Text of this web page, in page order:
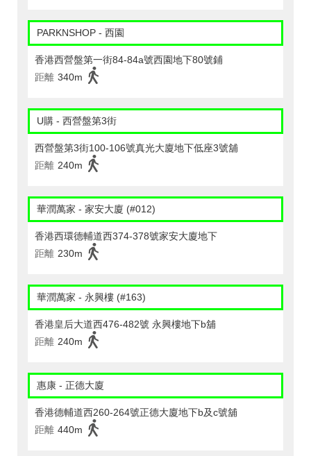
PARKNSHOP - 西園
香港西營盤第一街84-84a號西園地下80號鋪
距離 340m
U購 - 西營盤第3街
西營盤第3街100-106號真光大廈地下低座3號舖
距離 240m
華潤萬家 - 家安大廈 (#012)
香港西環德輔道西374-378號家安大廈地下
距離 230m
華潤萬家 - 永興樓 (#163)
香港皇后大道西476-482號 永興樓地下b舖
距離 240m
惠康 - 正德大廈
香港德輔道西260-264號正德大廈地下b及c號舖
距離 440m